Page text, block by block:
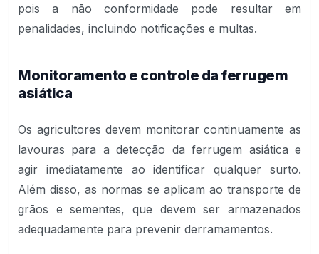
pois a não conformidade pode resultar em
penalidades, incluindo notificações e multas.
Monitoramento e controle da ferrugem
asiática
Os agricultores devem monitorar continuamente as
lavouras para a detecção da ferrugem asiática e
agir imediatamente ao identificar qualquer surto.
Além disso, as normas se aplicam ao transporte de
grãos e sementes, que devem ser armazenados
adequadamente para prevenir derramamentos.